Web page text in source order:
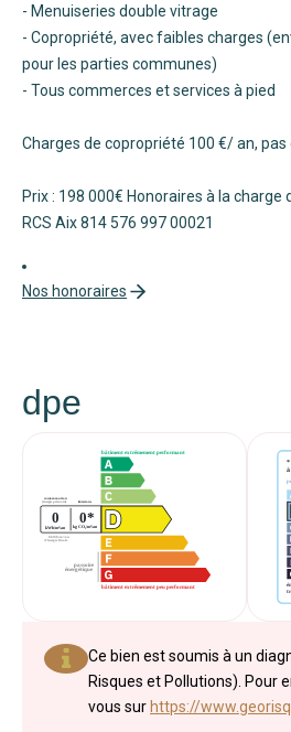
- Menuiseries double vitrage
- Copropriété, avec faibles charges
pour les parties communes)
- Tous commerces et services à pied
Charges de copropriété 100 €/ an,
Prix : 198 000€ Honoraires à la charge
RCS Aix 814 576 997 00021
Nos honoraires
dpe
Ce bien est soumis à un
Risques et Pollutions). Pour
vous sur https://